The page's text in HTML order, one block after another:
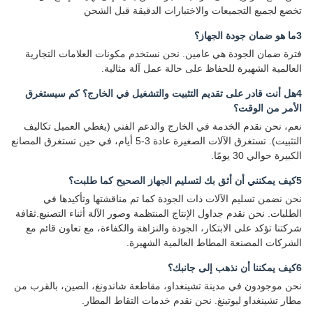
تخضع لجميع التجميعات والاختبارات الدقيقة قبل الشحن
3ما هو ضمان جودة الجهاز؟
فترة ضمان الجودة هي عامين. نحن نستخدم مكونات العلامات التجارية
العالمية الشهيرة للحفاظ على حالة عمل آلة مثالية.
4هل أنت قادر على تقديم التثبيت والتشغيل في الخارج؟ كم سيستغرق
الأمر من الوقت؟
نعم، نحن نقدم الخدمة في الخارج والدعم الفني (يغطي العميل تكاليف
التثبيت). تستغرق الآلات الصغيرة عادة 3-5 أيام، في حين تستغرق المصانع
الكبيرة حوالي 30 يومًا.
5كيف يمكنني أن أثق بك لتسليم الجهاز الصحيح كما طلبت؟
نحن نضمن تسليم الآلات ذات الجودة كما تم مناقشتها وتأكيدها في
الطلبات. نحن نقدم جداول الإنتاج المنتظمة وصور الآلة أثناء التصنيع.ثقافة
شركتنا تؤكد على الابتكار، الجودة والنزاهة والكفاءة، مع تعاون قائم مع
الشركات المصنعة المطاط العالمية الشهيرة.
6كيف يمكننا أن نذهب إلى جانبك؟
نحن موجودون في مدينة تشينغداو، مقاطعة شاندونغ، الصين، بالقرب من
مطار تشينغداو ليوتينغ. نحن نقدم خدمات التقاط المطار.